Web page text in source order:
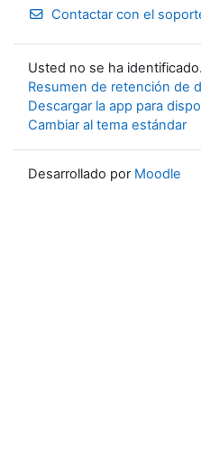
Contactar con el
Usted no se ha
Resumen de retención de
Descargar la app para
Cambiar al tema estándar
Desarrollado por Moodle